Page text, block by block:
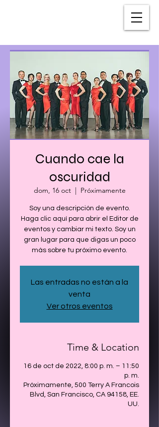
Cuando cae la
oscuridad
dom, 16 oct
  |
Próximamente
Soy una descripción de evento.
Haga clic aquí para abrir el Editor de
eventos y cambiar mi texto. Soy un
gran lugar para que digas un poco
más sobre tu próximo evento.
Las entradas no están a la
venta
Ver otros eventos
Time & Location
16 de oct de 2022, 8:00 p. m. – 11:50
p. m.
Próximamente, 500 Terry A Francois
Blvd, San Francisco, CA 94158, EE.
UU.